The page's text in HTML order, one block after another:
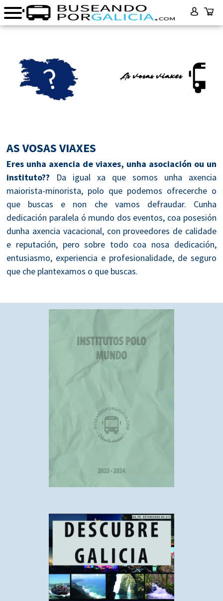
AS VOSAS VIAXES
Eres unha axencia de viaxes, unha asociación ou un
instituto?? Da igual xa que somos unha axencia
maiorista-minorista, polo que podemos ofrecerche o
que buscas e non che vamos defraudar. Cunha
dedicación paralela ó mundo dos eventos, coa posesión
dunha axencia vacacional, con proveedores de calidade
e reputación, pero sobre todo coa nosa dedicación,
entusiasmo, experiencia e profesionalidade, de seguro
que che plantexamos o que buscas.